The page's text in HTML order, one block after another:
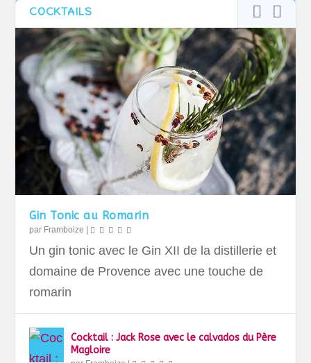
COCKTAILS
Gin Tonic au Romarin
par Framboize
Un gin tonic avec le Gin XII de la distillerie et
domaine de Provence avec une touche de
romarin
Cocktail : Jack Rose avec le calvados du Père
Magloire